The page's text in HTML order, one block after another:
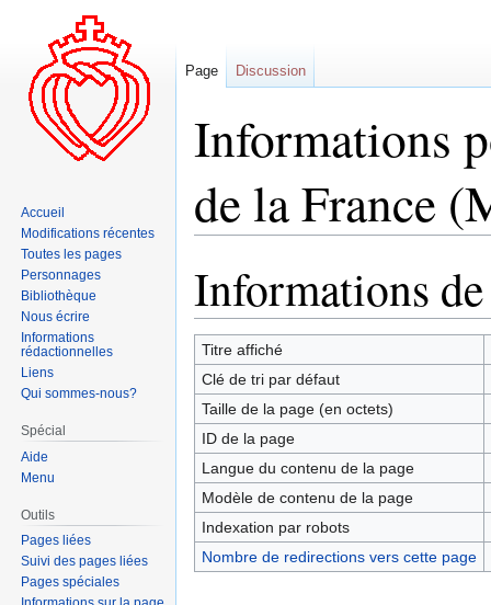
Informations
de la France
la
navigation
la
recherche
Informations de
Titre affiché
Clé de tri par défaut
Taille de la page (en octets)
ID de la page
Langue du contenu de la page
Modèle de contenu de la page
Indexation par robots
Nombre de redirections vers cette page
Page Discussion
Accueil
Modifications récentes
Toutes les pages
Personnages
Bibliothèque
Nous écrire
Informations
rédactionnelles
Liens
Qui sommes-nous?
Spécial
Aide
Menu
Outils
Pages liées
Suivi des pages liées
Pages spéciales